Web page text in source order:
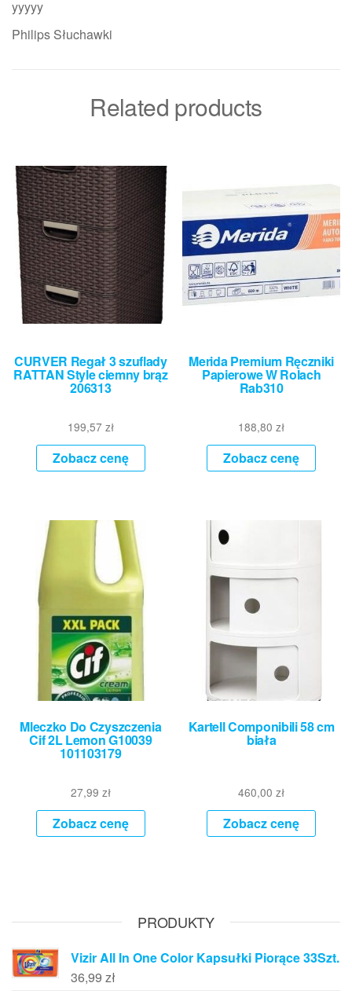
yyyyy
Philips Słuchawki
Related products
CURVER Regał 3 szuflady
RATTAN Style ciemny brąz
206313
199,57 zł
Zobacz cenę
Merida Premium Ręczniki
Papierowe W Rolach
Rab310
188,80zł
Zobacz cenę
Mleczko Do Czyszczenia
Cif 2L Lemon G10039
101103179
27,99 zł
Zobacz cenę
Kartell Componibili 58 cm
biała
460,00zł
Zobacz cenę
PRODUKTY
Vizir All In One Color Kapsułki Piorące 33Szt.
36,99 zł